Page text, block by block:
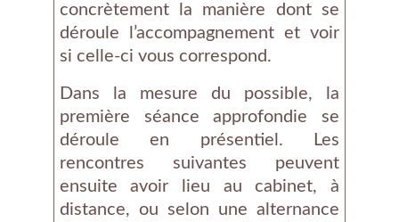
concrètement la manière dont se
déroule l’accompagnement et voir
si celle-ci vous correspond.
Dans la mesure du possible, la
première séance approfondie se
déroule en présentiel. Les
rencontres suivantes peuvent
ensuite avoir lieu au cabinet, à
distance, ou selon une alternance